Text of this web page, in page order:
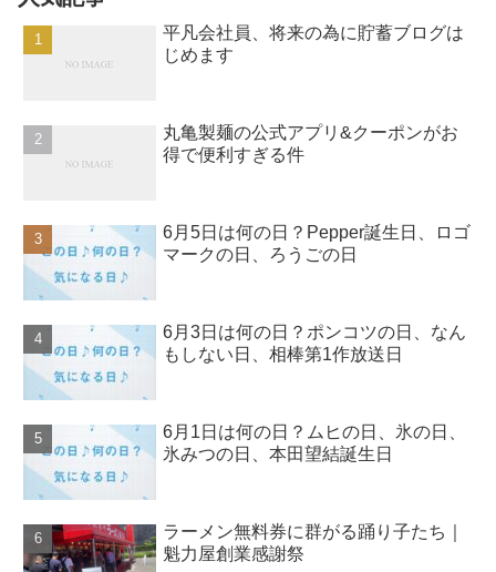
平凡会社員、将来の為に貯蓄ブログは
じめます
丸亀製麺の公式アプリ&クーポンがお
得で便利すぎる件
6月5日は何の日？Pepper誕生日、ロゴ
マークの日、ろうごの日
6月3日は何の日？ポンコツの日、なん
もしない日、相棒第1作放送日
6月1日は何の日？ムヒの日、氷の日、
氷みつの日、本田望結誕生日
ラーメン無料券に群がる踊り子たち｜
魁力屋創業感謝祭